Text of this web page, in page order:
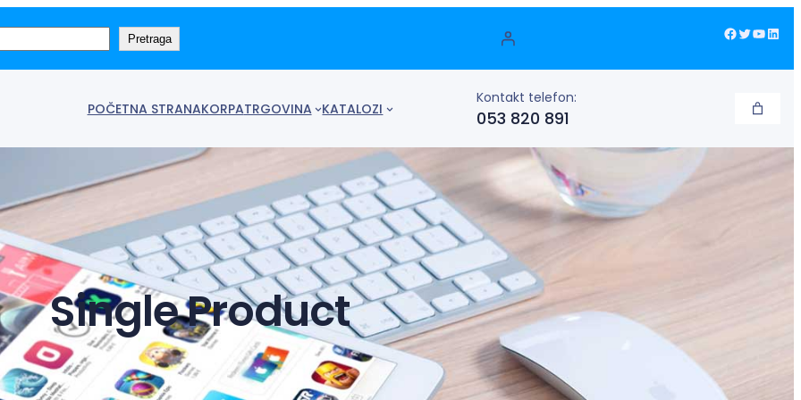
Pretraga Facebook Twitter YouTube LinkedIn
POČETNA STRANAKORPATRGOVINA KATALOZI
Kontakt telefon:
053 820 891
Single Product